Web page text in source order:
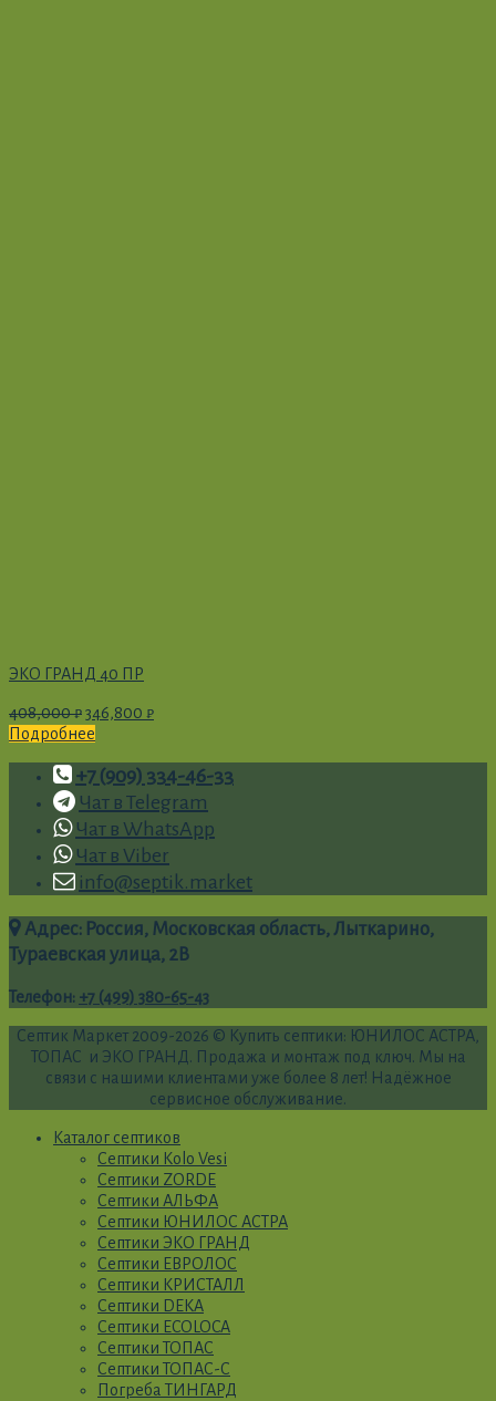
ЭКО ГРАНД 40 ПР
408,000₽346,800 ₽
Подробнее
+7 (909) 334-46-33
Чат в Telegram
Чат в WhatsApp
Чат в Viber
info@septik.market
Адрес: Россия, Московская область, Лыткарино,
Тураевская улица, 2В
Телефон: +7 (499) 380-65-43
Септик Маркет 2009-2026 © Купить септики: ЮНИЛОС АСТРА,
ТОПАС и ЭКО ГРАНД. Продажа и монтаж под ключ. Мы на
связи с нашими клиентами уже более 8 лет! Надёжное
сервисное обслуживание.
Каталог септиков
Септики Kolo Vesi
Септики ZORDE
Септики АЛЬФА
Септики ЮНИЛОС АСТРА
Септики ЭКО ГРАНД
Септики ЕВРОЛОС
Септики КРИСТАЛЛ
Септики DEKA
Септики ECOLOCA
Септики ТОПАС
Септики ТОПАС-С
Погреба ТИНГАРД